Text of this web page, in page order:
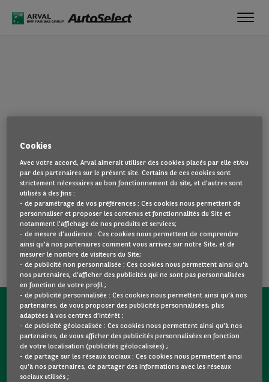
La page que vous recherchez semble introuvable. Dirigez-vous à
nouveau vers la page d'accueil en cliquant ici.
REVENIR À NOTRE PAGE D’ACCUEIL
VOIR TOUS NOS VÉHICULES
CONTACTEZ-NOUS MAINTENANT !
Une question ?
Nous sommes là pour vous.
Cookies
Avec votre accord, Arval aimerait utiliser des cookies placés par elle et/ou
par des partenaires sur le présent site. Certains de ces cookies sont
strictement nécessaires au bon fonctionnement du site, et d'autres sont
utilisés à des fins :
- de paramétrage de vos préférences : Ces cookies nous permettent de
personnaliser et proposer les contenus et fonctionnalités du Site et
notamment l’affichage de nos produits et services;
- de mesure d’audience : Ces cookies nous permettent de comprendre
ainsi qu'à nos partenaires comment vous arrivez sur notre Site, et de
mesurer le nombre de visiteurs du Site;
- de publicité non personnalisée : Ces cookies nous permettent ainsi qu'à
nos partenaires, d’afficher des publicités qui ne sont pas personnalisées
en fonction de votre profil ;
- de publicité personnalisée : Ces cookies nous permettent ainsi qu'à nos
partenaires, de vous proposer des publicités personnalisées, plus
adaptées à vos centres d’intérêt ;
- de publicité géolocalisée : Ces cookies nous permettent ainsi qu'à nos
partenaires, de vous afficher des publicités personnalisées en fonction
de votre localisation (publicités géolocalisées) ;
- de partage sur les réseaux sociaux : Ces cookies nous permettent ainsi
qu'à nos partenaires, de partager des informations avec les réseaux
sociaux utilisés ;